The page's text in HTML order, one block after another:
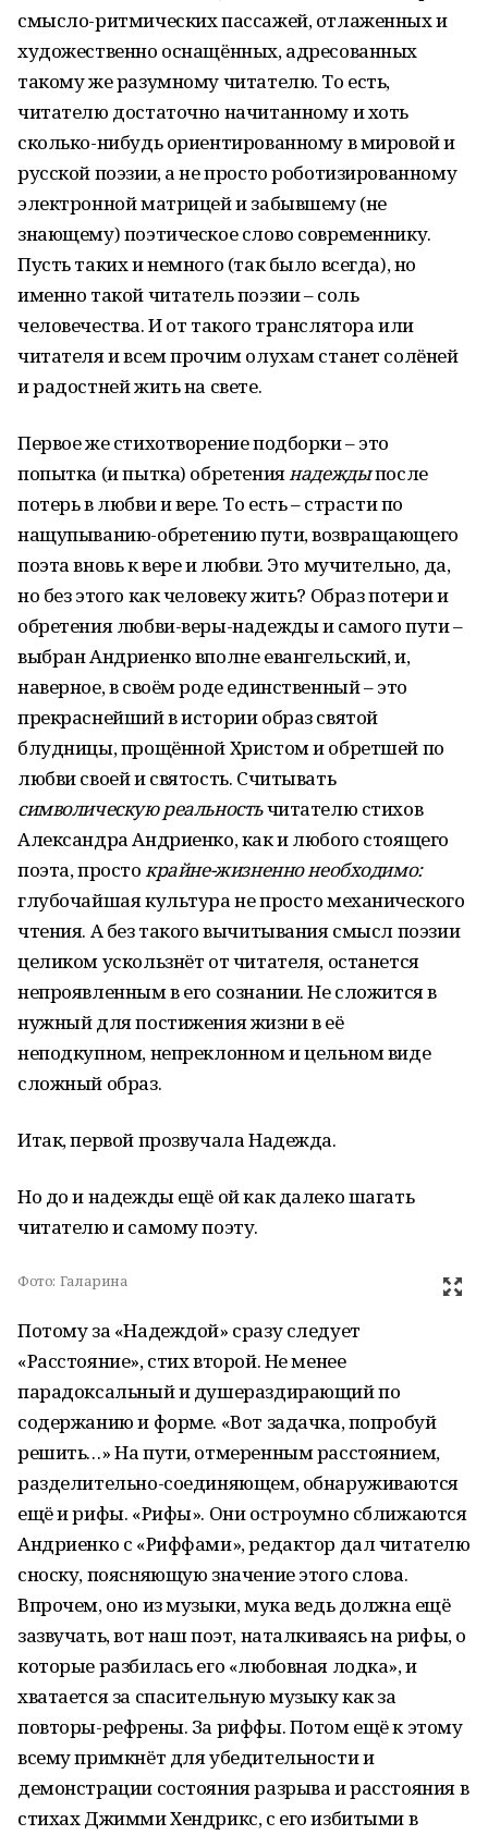
смысло-ритмических пассажей, отлаженных и
художественно оснащённых, адресованных
такому же разумному читателю. То есть,
читателю достаточно начитанному и хоть
сколько-нибудь ориентированному в мировой и
русской поэзии, а не просто роботизированному
электронной матрицей и забывшему (не
знающему) поэтическое слово современнику.
Пусть таких и немного (так было всегда), но
именно такой читатель поэзии – соль
человечества. И от такого транслятора или
читателя и всем прочим олухам станет солёней
и радостней жить на свете.
Первое же стихотворение подборки – это
попытка (и пытка) обретениянадеждыпосле
потерь в любви и вере. То есть – страсти по
нащупыванию-обретению пути, возвращающего
поэта вновь к вере и любви. Это мучительно, да,
но без этого как человеку жить? Образ потери и
обретения любви-веры-надежды и самого пути –
выбран Андриенко вполне евангельский, и,
наверное, в своём роде единственный – это
прекраснейший в истории образ святой
блудницы, прощённой Христом и обретшей по
любви своей и святость. Считывать
символическую реальностьчитателю стихов
Александра Андриенко, как и любого стоящего
поэта, простокрайне-жизненно необходимо:
глубочайшая культура не просто механического
чтения. А без такого вычитывания смысл поэзии
целиком ускользнёт от читателя, останется
непроявленным в его сознании. Не сложится в
нужный для постижения жизни в её
неподкупном, непреклонном и цельном виде
сложный образ.
Итак, первой прозвучала Надежда.
Но до и надежды ещё ой как далеко шагать
читателю и самому поэту.
Фото: Галарина
Потому за «Надеждой» сразу следует
«Расстояние», стих второй. Не менее
парадоксальный и душераздирающий по
содержанию и форме. «Вот задачка, попробуй
решить…» На пути, отмеренным расстоянием,
разделительно-соединяющем, обнаруживаются
ещё и рифы. «Рифы». Они остроумно сближаются
Андриенко с «Риффами», редактор дал читателю
сноску, поясняющую значение этого слова.
Впрочем, оно из музыки, мука ведь должна ещё
зазвучать, вот наш поэт, наталкиваясь на рифы, о
которые разбилась его «любовная лодка», и
хватается за спасительную музыку как за
повторы-рефрены. За риффы. Потом ещё к этому
всему примкнёт для убедительности и
демонстрации состояния разрыва и расстояния в
стихах Джимми Хендрикс, с его избитыми в